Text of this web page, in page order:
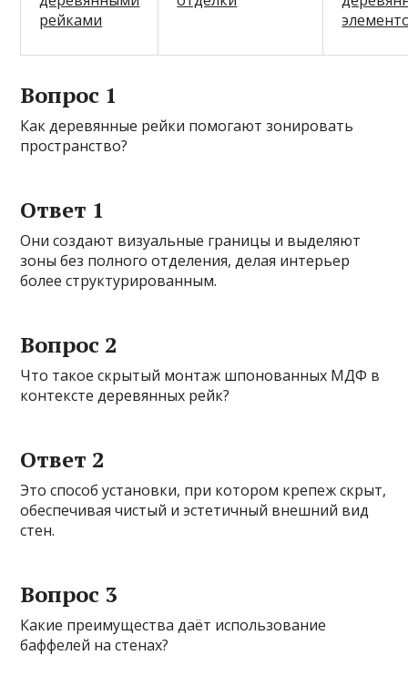
рейками
Вопрос 1
Как деревянные рейки помогают зонировать
пространство?
Ответ 1
Они создают визуальные границы и выделяют
зоны без полного отделения, делая интерьер
более структурированным.
Вопрос 2
Что такое скрытый монтаж шпонованных МДФ в
контексте деревянных рейк?
Ответ 2
Это способ установки, при котором крепеж скрыт,
обеспечивая чистый и эстетичный внешний вид
стен.
Вопрос 3
Какие преимущества даёт использование
баффелей на стенах?